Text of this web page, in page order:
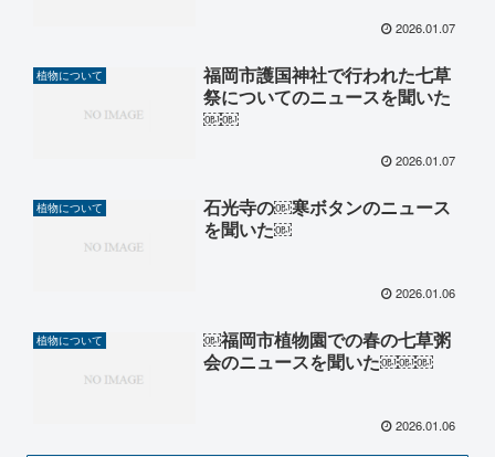
2026.01.07
植物について
福岡市護国神社で行われた七草
祭についてのニュースを聞いた
￼￼
2026.01.07
植物について
石光寺の￼寒ボタンのニュース
を聞いた￼
2026.01.06
植物について
￼福岡市植物園での春の七草粥
会のニュースを聞いた￼￼￼
2026.01.06